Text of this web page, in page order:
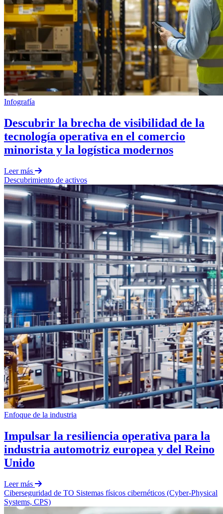
Infografía
Descubrir la brecha de visibilidad de la
tecnología operativa en el comercio
minorista y la logística modernos
Leer más
Descubrimiento de activos
Enfoque de la industria
Impulsar la resiliencia operativa para la
industria automotriz europea y del Reino
Unido
Leer más
Ciberseguridad de TO Sistemas físicos cibernéticos (Cyber-Physical
Systems, CPS)